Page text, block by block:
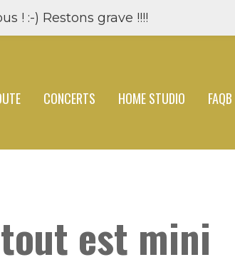
! :-) Restons grave !!!!
CONCERTS HOME STUDIO FAQB
est mini